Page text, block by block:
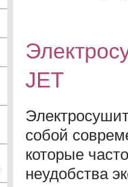
JET
собой
которые
неудобства